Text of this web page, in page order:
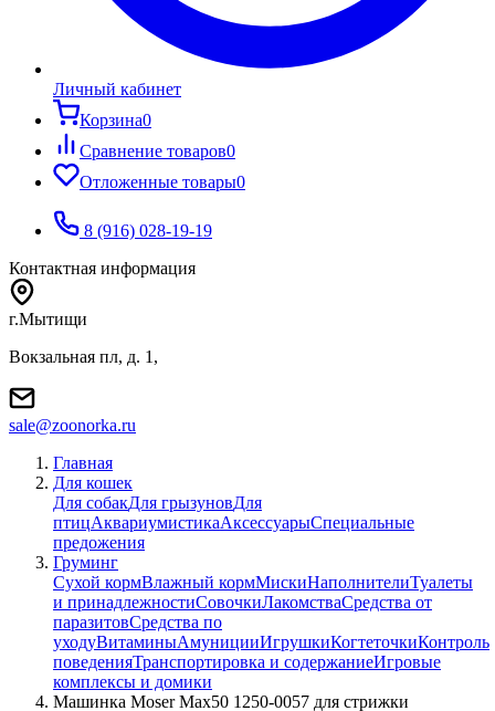
Личный кабинет
Корзина0
Сравнение товаров0
Отложенные товары0
8 (916) 028-19-19
Контактная информация
г.Мытищи
Вокзальная пл, д. 1,
sale@zoonorka.ru
Главная
Для кошек
Для собакДля грызуновДля
птицАквариумистикаАксессуарыСпециальные
предожения
Груминг
Сухой кормВлажный кормМискиНаполнителиТуалеты
и принадлежностиСовочкиЛакомстваСредства от
паразитовСредства по
уходуВитаминыАмуницииИгрушкиКогтеточкиКонтроль
поведенияТранспортировка и содержаниеИгровые
комплексы и домики
Машинка Moser Max50 1250-0057 для стрижки